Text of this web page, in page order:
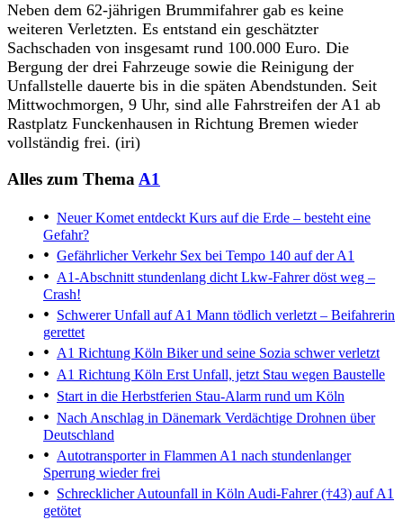
Neben dem 62-jährigen Brummifahrer gab es keine
weiteren Verletzten. Es entstand ein geschätzter
Sachschaden von insgesamt rund 100.000 Euro. Die
Bergung der drei Fahrzeuge sowie die Reinigung der
Unfallstelle dauerte bis in die späten Abendstunden. Seit
Mittwochmorgen, 9 Uhr, sind alle Fahrstreifen der A1 ab
Rastplatz Funckenhausen in Richtung Bremen wieder
vollständig frei. (iri)
Alles zum Thema A1
Neuer Komet entdecktKurs auf die Erde – besteht eine
Gefahr?
Gefährlicher VerkehrSex bei Tempo 140 auf der A1
A1-Abschnitt stundenlang dichtLkw-Fahrer döst weg –
Crash!
Schwerer Unfall auf A1 Mann tödlich verletzt – Beifahrerin
gerettet
A1 Richtung Köln Biker und seine Sozia schwer verletzt
A1 Richtung Köln Erst Unfall, jetzt Stau wegen Baustelle
Start in die Herbstferien Stau-Alarm rund um Köln
Nach Anschlag in Dänemark Verdächtige Drohnen über
Deutschland
Autotransporter in FlammenA1 nach stundenlanger
Sperrung wieder frei
Schrecklicher Autounfall in KölnAudi-Fahrer (†43) auf A1
getötet